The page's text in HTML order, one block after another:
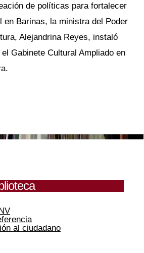
de políticas para fortalecer
en Barinas, la ministra del Poder
Alejandrina Reyes, instaló
Gabinete Cultural Ampliado en
al ciudadano